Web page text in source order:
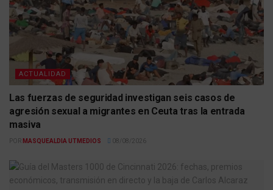
ACTUALIDAD
Las fuerzas de seguridad investigan seis casos de
agresión sexual a migrantes en Ceuta tras la entrada
masiva
POR MASQUEALDIA UTMEDIOS 08/08/2026